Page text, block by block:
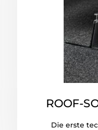
ROOF-
Die erste